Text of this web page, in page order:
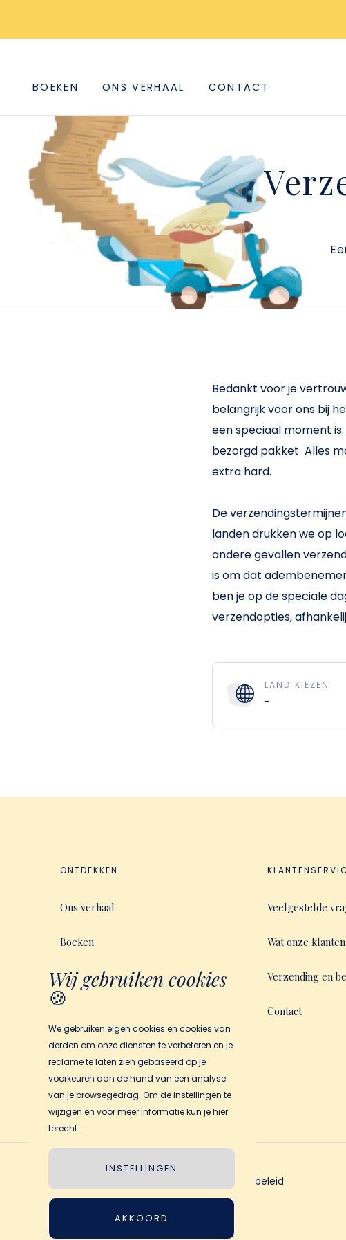
BOEKEN ONS VERHAAL CONTACT
Bedankt voor je
belangrijk voor ons bij
een speciaal moment
bezorgd pakket Alles
extra hard.
De
landen drukken we op
andere gevallen
is om dat
ben je op de speciale
verzendopties,
LAND KIEZEN
ONTDEKKEN
Ons verhaal
Boeken
Speciale korting
Veelgestelde
Wat onze
Verzending en
Contact
voorwaarden
Privacybeleid
Wij gebruiken cookies
🍪
We gebruiken eigen cookies en cookies van
derden om onze diensten te verbeteren en je
reclame te laten zien gebaseerd op je
voorkeuren aan de hand van een analyse
van je browsegedrag. Om de instellingen te
wijzigen en voor meer informatie kun je hier
terecht:
INSTELLINGEN
AKKOORD